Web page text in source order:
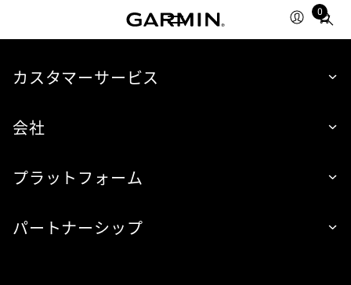
0
Total
カスタマーサービス
会社
プラットフォーム
パートナーシップ